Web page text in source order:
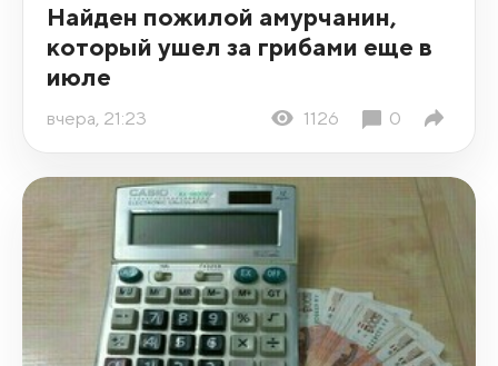
Найден пожилой амурчанин,
который ушел за грибами еще в
июле
вчера, 21:23 1126 0